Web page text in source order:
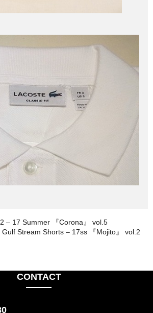
– 17 Summer 『Corona』 vol.5
Gulf Stream Shorts – 17ss 『Mojito』 vol.2
CONTACT